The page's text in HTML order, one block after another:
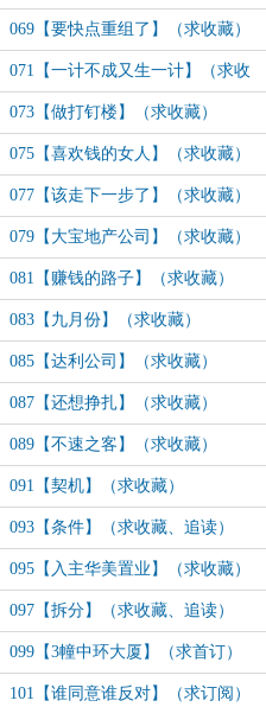
069【要快点重组了】（求收藏）
071【一计不成又生一计】（求收
藏）
073【做打钉楼】（求收藏）
075【喜欢钱的女人】（求收藏）
077【该走下一步了】（求收藏）
079【大宝地产公司】（求收藏）
081【赚钱的路子】（求收藏）
083【九月份】（求收藏）
085【达利公司】（求收藏）
087【还想挣扎】（求收藏）
089【不速之客】（求收藏）
091【契机】（求收藏）
093【条件】（求收藏、追读）
095【入主华美置业】（求收藏）
097【拆分】（求收藏、追读）
（明天上架）
099【3幢中环大厦】（求首订）
101【谁同意谁反对】（求订阅）